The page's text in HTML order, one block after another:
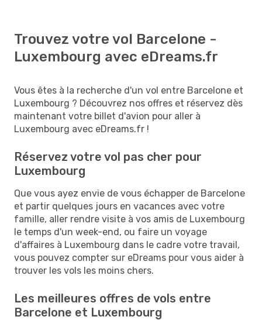
Trouvez votre vol Barcelone -
Luxembourg avec eDreams.fr
Vous êtes à la recherche d'un vol entre Barcelone et
Luxembourg ? Découvrez nos offres et réservez dès
maintenant votre billet d'avion pour aller à
Luxembourg avec eDreams.fr !
Réservez votre vol pas cher pour
Luxembourg
Que vous ayez envie de vous échapper de Barcelone
et partir quelques jours en vacances avec votre
famille, aller rendre visite à vos amis de Luxembourg
le temps d'un week-end, ou faire un voyage
d'affaires à Luxembourg dans le cadre votre travail,
vous pouvez compter sur eDreams pour vous aider à
trouver les vols les moins chers.
Les meilleures offres de vols entre
Barcelone et Luxembourg